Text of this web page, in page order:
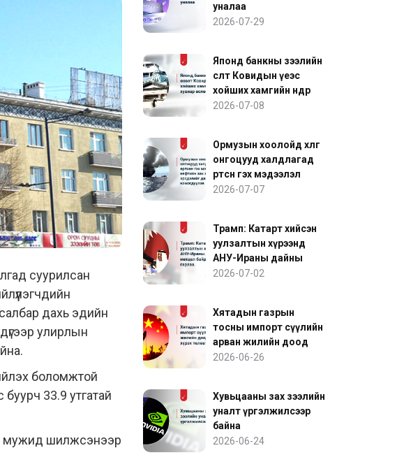
суурилсан
салбар дахь эдийн
улирлын
боломжтой
33.9 утгатай
мужид шилжсэнээр
уналаа
2026-07-29
Японд банкны зээлийн
өсөлт Ковидын үеэс
хойших хамгийн өндөр
хувиар өслөө
2026-07-08
Ормузын хоолойд хөлөг
онгоцууд халдлагад
өртсөн гэх мэдээлэл
нефтийн зах зээлийн
2026-07-07
Трамп: Катарт хийсэн
уулзалтын хүрээнд
АНУ-Ираны дайны
нөхцөл байдалд ахиц
2026-07-02
Хятадын газрын
тосны импорт сүүлийн
арван жилийн доод
түвшинд хүрэх төлөвтэй
2026-06-26
Хувьцааны зах зээлийн
уналт үргэлжилсээр
байна
2026-06-24